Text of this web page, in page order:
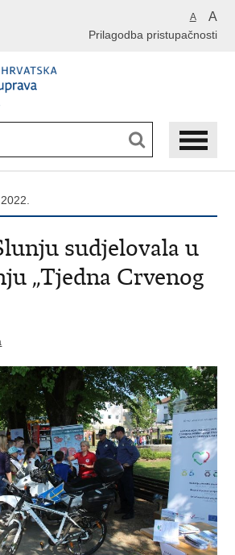
A A
Prilagodba pristupačnosti
sudjelovala u
„Tjedna Crvenog